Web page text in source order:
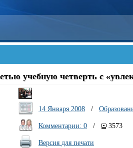
учебную четверть с
14 Января 2008 /
Комментарии: 0 / 3573
Версия для печати